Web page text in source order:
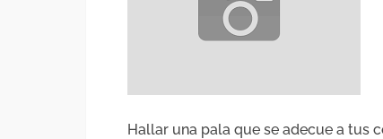
Hallar una pala que se adecue a tus